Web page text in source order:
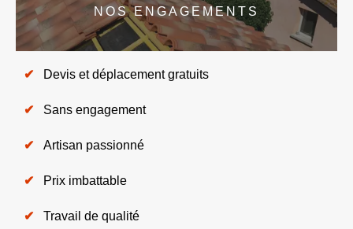
NOS ENGAGEMENTS
Devis et déplacement gratuits
Sans engagement
Artisan passionné
Prix imbattable
Travail de qualité